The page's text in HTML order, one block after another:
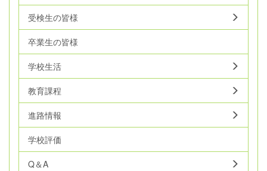
受検生の皆様
卒業生の皆様
学校生活
教育課程
進路情報
学校評価
Q＆A